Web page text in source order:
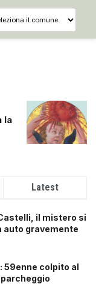
la
Latest
il mistero si
gravemente
59enne colpito al